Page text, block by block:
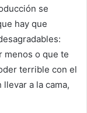
se
hay que
menos o que te
terrible con el
a la cama,